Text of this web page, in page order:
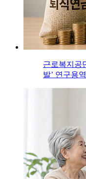
근로복지공
발’ 연구용